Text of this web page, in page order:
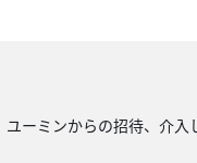
ーミンからの招待、介